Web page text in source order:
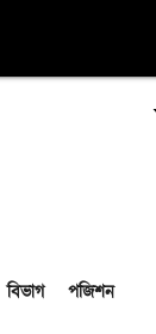
বিভাগ পজিশন